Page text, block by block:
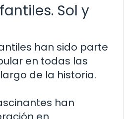
Sol y
han sido parte
en todas las
de la historia.
han